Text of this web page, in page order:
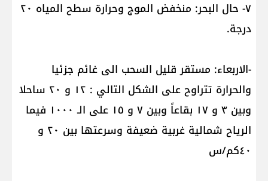
٧- حال البحر: منخفض الموج وحرارة سطح المياه ٢٠
درجة.
-الاربعاء: مستقر قليل السحب الى غائم جزئيا
والحرارة تتراوح على الشكل التالي : ١٢ و ٢٠ ساحلا
وبين ٣ و ١٧ بقاعاً وبين ٧ و ١٥ على الـ ١٠٠٠ فيما
الرياح شمالية غربية ضعيفة وسرعتها بين ٢٠ و
٤٠كم/س